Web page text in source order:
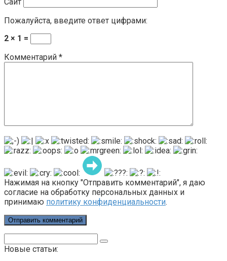
Пожалуйста, введите ответ цифрами:
2 × 1 =
Комментарий *
Нажимая на кнопку "Отправить комментарий", я даю
согласие на обработку персональных данных и
принимаю политику конфиденциальности.
Новые статьи: